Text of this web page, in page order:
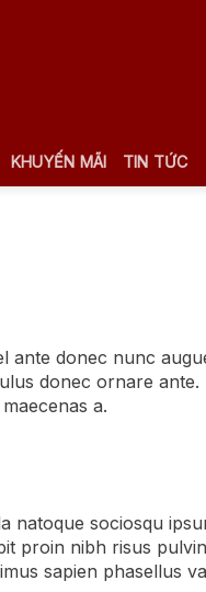
KHUYẾN MÃI TIN TỨC
ante donec nunc
donec ornare
a.
natoque sociosqu
proin nibh risus
sapien phasellus